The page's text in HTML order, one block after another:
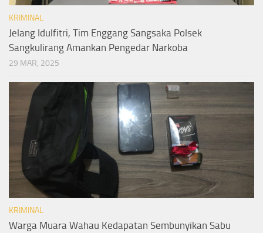
KRIMINAL
Jelang Idulfitri, Tim Enggang Sangsaka Polsek
Sangkulirang Amankan Pengedar Narkoba
29 MAR, 2025
KRIMINAL
Warga Muara Wahau Kedapatan Sembunyikan Sabu